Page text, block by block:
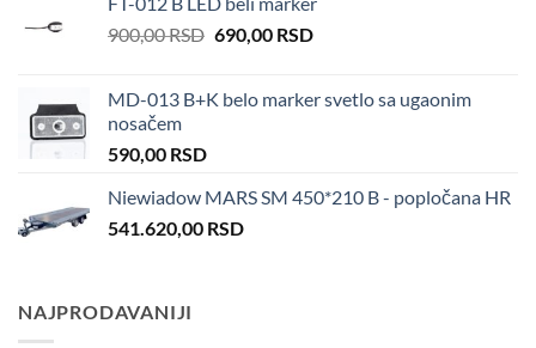
900,00RSD Original
900,00 RSD.
690,00 RSDCurrent
690,00 RSD.
MD-013 B+K belo marker svetlo sa ugaonim
nosačem
590,00 RSD
Niewiadow MARS SM 450*210 B - popločana HR
541.620,00 RSD
NAJPRODAVANIJI